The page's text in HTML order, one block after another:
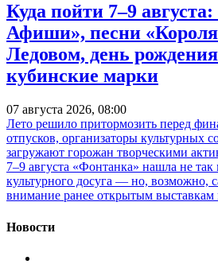
Куда пойти 7–9
Афиши», песни
Ледовом, день
кубинские марки
07 августа 2026, 08:00
Лето решило притормозить перед
отпусков, организаторы культурных
загружают горожан творческими
7–9 августа «Фонтанка» нашла не
культурного досуга — но, возможно,
внимание ранее открытым выставкам
Новости